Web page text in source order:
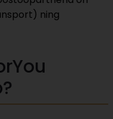
ning